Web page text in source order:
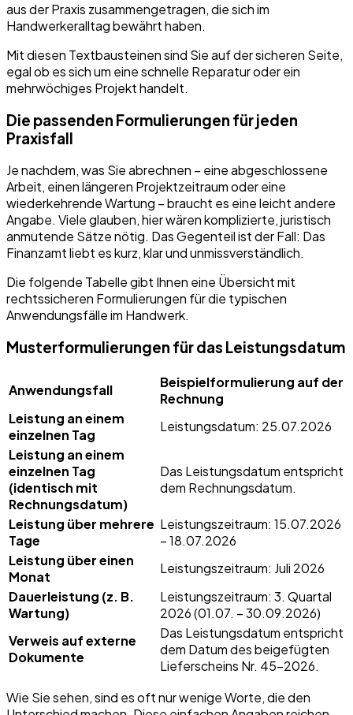
aus der Praxis zusammengetragen, die sich im
Handwerkeralltag bewährt haben.
Mit diesen Textbausteinen sind Sie auf der sicheren Seite,
egal ob es sich um eine schnelle Reparatur oder ein
mehrwöchiges Projekt handelt.
Die passenden Formulierungen für jeden
Praxisfall
Je nachdem, was Sie abrechnen – eine abgeschlossene
Arbeit, einen längeren Projektzeitraum oder eine
wiederkehrende Wartung – braucht es eine leicht andere
Angabe. Viele glauben, hier wären komplizierte, juristisch
anmutende Sätze nötig. Das Gegenteil ist der Fall: Das
Finanzamt liebt es kurz, klar und unmissverständlich.
Die folgende Tabelle gibt Ihnen eine Übersicht mit
rechtssicheren Formulierungen für die typischen
Anwendungsfälle im Handwerk.
Musterformulierungen für das Leistungsdatum
Anwendungsfall
Beispielformulierung auf der
Rechnung
Leistung an einem
einzelnen Tag
Leistungsdatum: 25.07.2026
Leistung an einem
einzelnen Tag
(identisch mit
Rechnungsdatum)
Das Leistungsdatum entspricht
dem Rechnungsdatum.
Leistung über mehrere
Tage
Leistungszeitraum: 15.07.2026
– 18.07.2026
Leistung über einen
Monat
Leistungszeitraum: Juli 2026
Dauerleistung (z. B.
Wartung)
Leistungszeitraum: 3. Quartal
2026 (01.07. – 30.09.2026)
Verweis auf externe
Dokumente
Das Leistungsdatum entspricht
dem Datum des beigefügten
Lieferscheins Nr. 45-2026.
Wie Sie sehen, sind es oft nur wenige Worte, die den